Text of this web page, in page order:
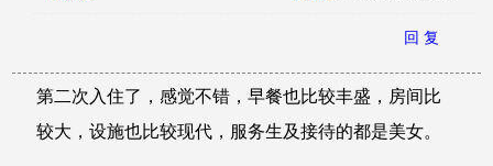
回 复
第二次入住了，感觉不错，早餐也比较丰盛，房间比
较大，设施也比较现代，服务生及接待的都是美女。